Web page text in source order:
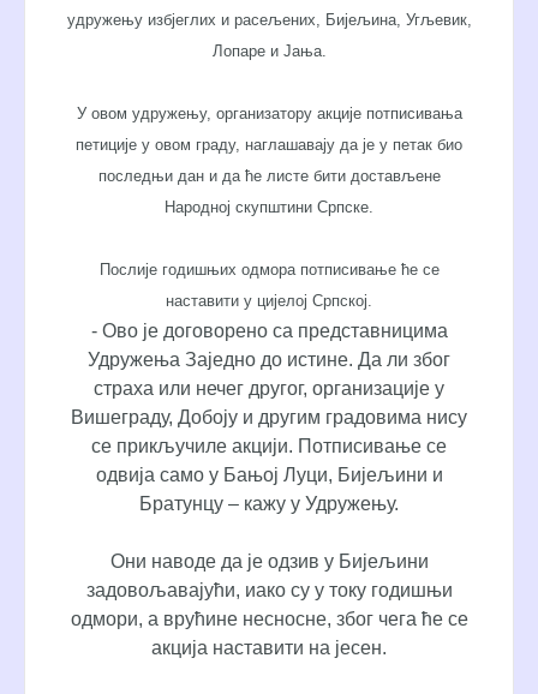
удружењу избјеглих и расељених, Бијељина, Угљевик,
Лопаре и Јања.
У овом удружењу, организатору акције потписивања
петиције у овом граду, наглашавају да је у петак био
последњи дан и да ће листе бити достављене
Народној скупштини Српске.
Послије годишњих одмора потписивање ће се
наставити у цијелој Српској.
- Ово је договорено са представницима
Удружења Заједно до истине. Да ли због
страха или нечег другог, организације у
Вишеграду, Добоју и другим градовима нису
се прикључиле акцији. Потписивање се
одвија само у Бањој Луци, Бијељини и
Братунцу – кажу у Удружењу.
Они наводе да је одзив у Бијељини
задовољавајући, иако су у току годишњи
одмори, а врућине несносне, због чега ће се
акција наставити на јесен.